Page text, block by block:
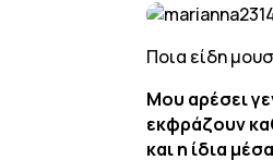
Ποια είδη
Μου αρέσει
εκφράζουν
και η ίδια